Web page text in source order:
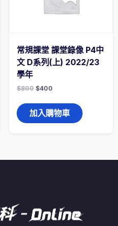
常規課堂 課堂錄像 P4中
文 D系列(上) 2022/23
學年
$800 $400
加入購物車